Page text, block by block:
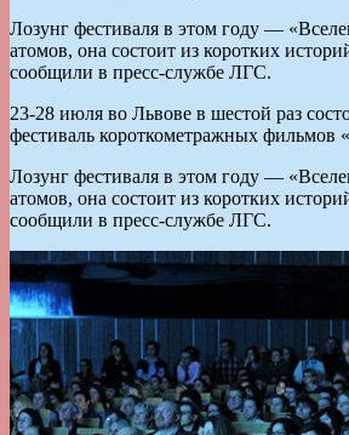
Лозунг фестиваля в этом году —
атомов, она состоит из коротких
сообщили в пресс-службе ЛГС.
23-28 июля во Львове в шестой раз
фестиваль короткометражных фильмов
Лозунг фестиваля в этом году —
атомов, она состоит из коротких
сообщили в пресс-службе ЛГС.